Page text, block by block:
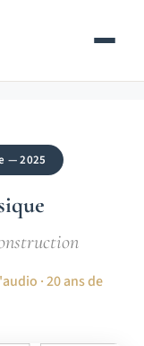
— 2025
· 20 ans de